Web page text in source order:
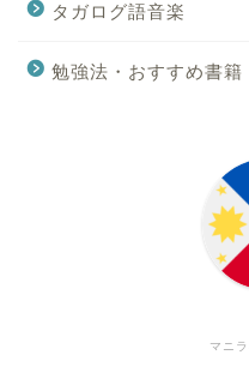
タガログ語音楽
勉強法・おすすめ書籍
マニ